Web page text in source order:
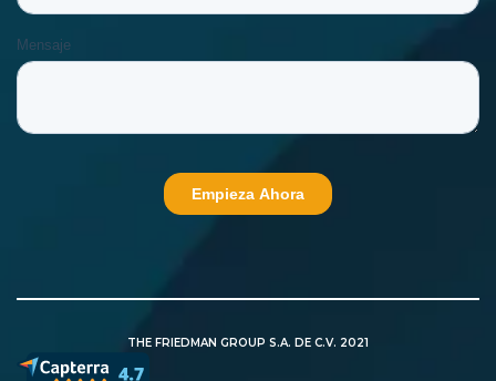
THE FRIEDMAN GROUP S.A. DE C.V. 2021